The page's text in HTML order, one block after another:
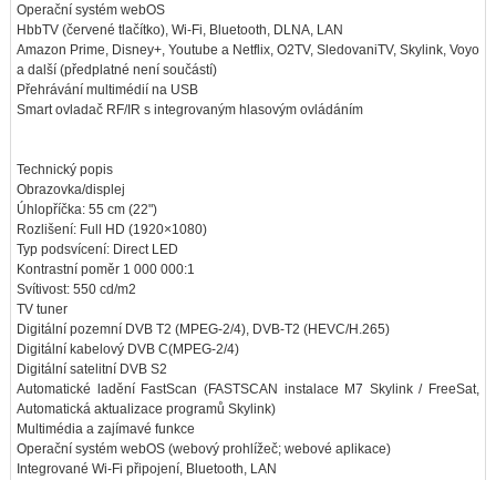
Operační systém webOS
HbbTV (červené tlačítko), Wi-Fi, Bluetooth, DLNA, LAN
Amazon Prime, Disney+, Youtube a Netflix, O2TV, SledovaniTV, Skylink, Voyo
a další (předplatné není součástí)
Přehrávání multimédií na USB
Smart ovladač RF/IR s integrovaným hlasovým ovládáním
Technický popis
Obrazovka/displej
Úhlopříčka: 55 cm (22")
Rozlišení: Full HD (1920×1080)
Typ podsvícení: Direct LED
Kontrastní poměr 1 000 000:1
Svítivost: 550 cd/m2
TV tuner
Digitální pozemní DVB T2 (MPEG-2/4), DVB-T2 (HEVC/H.265)
Digitální kabelový DVB C(MPEG-2/4)
Digitální satelitní DVB S2
Automatické ladění FastScan (FASTSCAN instalace M7 Skylink / FreeSat,
Automatická aktualizace programů Skylink)
Multimédia a zajímavé funkce
Operační systém webOS (webový prohlížeč; webové aplikace)
Integrované Wi-Fi připojení, Bluetooth, LAN